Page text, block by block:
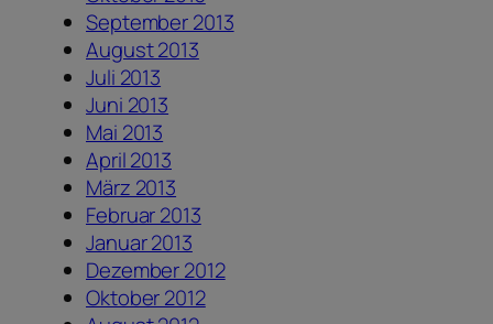
September 2013
August 2013
Juli 2013
Juni 2013
Mai 2013
April 2013
März 2013
Februar 2013
Januar 2013
Dezember 2012
Oktober 2012